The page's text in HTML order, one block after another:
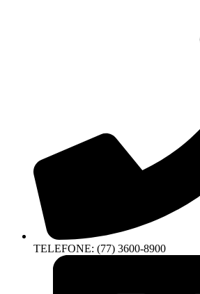
TELEFONE: (77) 3600-8900